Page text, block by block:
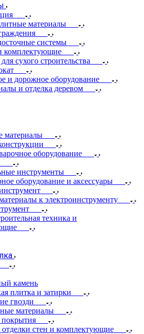
материалы
системы
комплектующие
сухого строительства
и дорожное оборудование
и отделка деревом
материалы
оборудование
инструменты
оборудование и аксессуары
к электроинструменту
техника и
камень
плитка и затирки
гвозди
материалы
стен и комплектующие